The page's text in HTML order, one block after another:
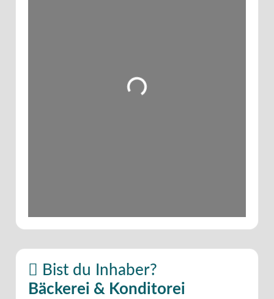
Wird geladen …
Bist du Inhaber?
Bäckerei & Konditorei